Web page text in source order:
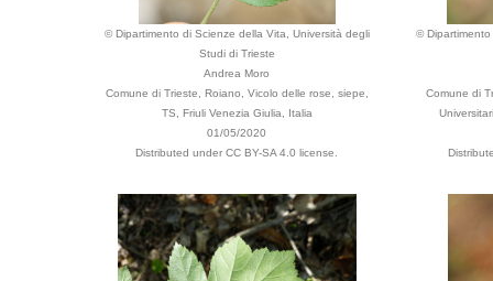
© Dipartimento di Scienze della Vita, Università degli
Studi di Trieste
Andrea Moro
Comune di Trieste, Roiano, Vicolo delle rose, siepe,
TS, Friuli Venezia Giulia, Italia
01/05/2020
Distributed under CC BY-SA 4.0 license.
©
Comune di